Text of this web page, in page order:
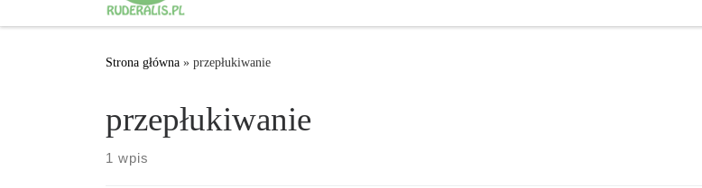
Strona główna » przepłukiwanie
przepłukiwanie
1 wpis